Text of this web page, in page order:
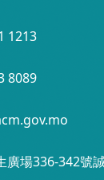
1213
8089
廣場336-342號